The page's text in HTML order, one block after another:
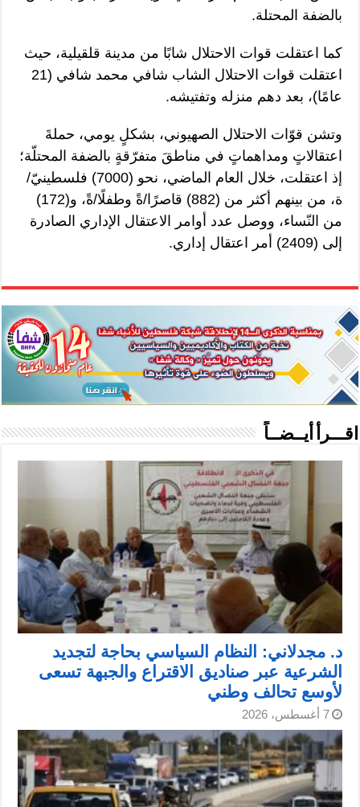
بالضفة المحتلة.
كما اعتقلت قوات الاحتلال شابًا من مدينة قلقيلية، حيث
اعتقلت قوات الاحتلال الشاب شافي محمد شافي (21
عامًا)، بعد دهم منزله وتفتيشه.
وتشن قوّات الاحتلال الصهيوني، بشكلٍ يومي، حملةَ
اعتقالاتٍ ومداهماتٍ في مناطقَ متفرّقةٍ بالضفة المحتلّة؛
إذ اعتقلت، خلال العام الماضي، نحو (7000) فلسطينيّ/
ة، من بينهم أكثر من (882) قاصرًا/ةً وطفلًا/ةً، و(172)
من النّساء، ووصل عدد أوامر الاعتقال الإداري الصادرة
إلى (2409) أمر اعتقال إداري.
اقـــرأ أيــضــاً
د. مجدلاني: النظام السياسي بحاجة لتجديد
الشرعية عبر صناديق الاقتراع والجبهة تسعى
لأوسع تحالف وطني
7 أغسطس، 2026